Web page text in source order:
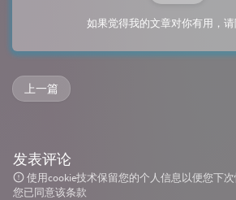
如果觉得我的文章对你有用，
上一篇
发表评论
使用cookie技术保留您的个人信息以便您下
您已同意该条款